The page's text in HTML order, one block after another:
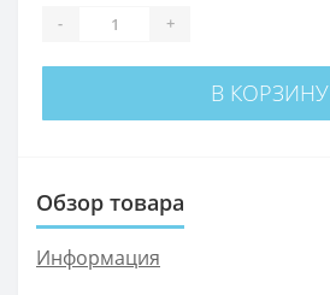
- +
В КОРЗИНУ
Обзор товара
Информация